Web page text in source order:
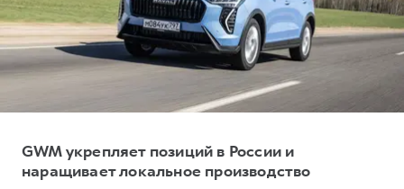
от 3 499 000 ₽
Тест-драйв
Трейд-ин
КРЕДИТ И СТРАХОВАНИЕ
Кредитный калькулятор
Страхование
СЕРВИСНОЕ ОБСЛУЖИВАНИЕ
Нулевое ТО
Программа «Помощь на дороге»
Регламенты технического обслуживания
Электронный ПТС
О дилере
Наша команда
GWM укрепляет позиций в России и
наращивает локальное производство